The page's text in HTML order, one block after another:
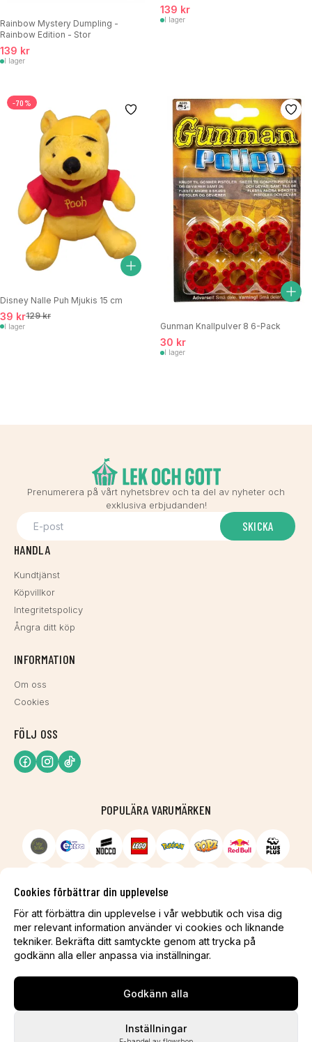
Cookies förbättrar din upplevelse
För att förbättra din upplevelse i vår webbutik och visa dig
mer relevant information använder vi cookies och liknande
tekniker. Bekräfta ditt samtyckte genom att trycka på
godkänn alla eller anpassa via inställningar.
Inställningar
Godkänn alla
Rainbow Mystery Dumpling -
Rainbow Edition - Stor
139 kr
I lager
139 kr
I lager
-70%
Disney Nalle Puh Mjukis 15 cm
39 kr129 kr
I lager Gunman Knallpulver 8 6-Pack
30 kr
I lager
Prenumerera på vårt nyhetsbrev och ta del av nyheter och
exklusiva erbjudanden!
SKICKA
HANDLA
Kundtjänst
Köpvillkor
Integritetspolicy
Ångra ditt köp
INFORMATION
Om oss
Cookies
FÖLJ OSS
POPULÄRA VARUMÄRKEN